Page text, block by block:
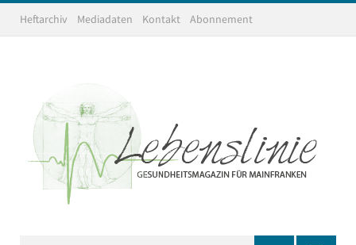
Heftarchiv Mediadaten Kontakt Abonnement